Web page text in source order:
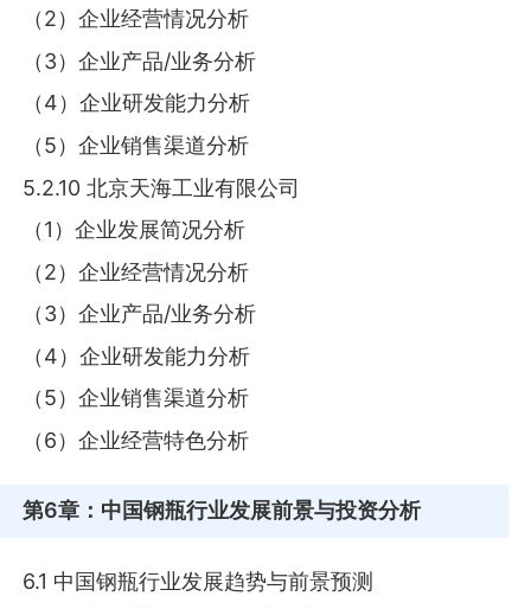
（2）企业经营情况分析
（3）企业产品/业务分析
（4）企业研发能力分析
（5）企业销售渠道分析
5.2.10 北京天海工业有限公司
（1）企业发展简况分析
（2）企业经营情况分析
（3）企业产品/业务分析
（4）企业研发能力分析
（5）企业销售渠道分析
（6）企业经营特色分析
第6章 ：中国钢瓶行业发展前景与投资分析
6.1 中国钢瓶行业发展趋势与前景预测